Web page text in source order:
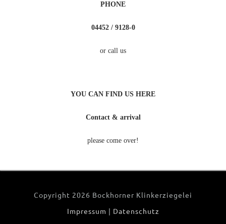
PHONE
04452 / 9128-0
or call us
YOU CAN FIND US HERE
Contact & arrival
please come over!
Copyright 2026 Bockhorner Klinkerziegelei
Impressum | Datenschutz